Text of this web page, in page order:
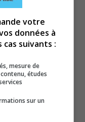
votre
données à
suivants :
mesure de
études
sur un